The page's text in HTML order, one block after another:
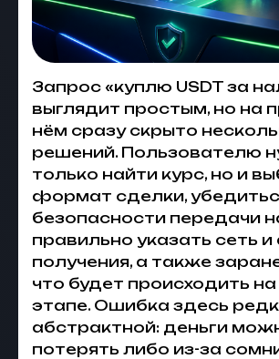
Запрос «куплю USDT за
выглядит простым, но на
нём сразу скрыто
решений. Пользователю
только найти курс, но и
формат сделки,
безопасности передачи
правильно указать сеть
получения, а также
что будет происходить
этапе. Ошибка здесь
абстрактной: деньги
потерять либо из-за